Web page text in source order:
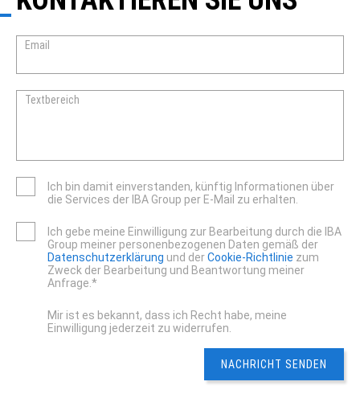
Email
Textbereich
Ich bin damit einverstanden, künftig Informationen über
die Services der IBA Group per E-Mail zu erhalten.
Ich gebe meine Einwilligung zur Bearbeitung durch die IBA
Group meiner personenbezogenen Daten gemäß der
Datenschutzerklärung und derCookie-Richtlinie zum
Zweck der Bearbeitung und Beantwortung meiner
Anfrage.*
Mir ist es bekannt, dass ich Recht habe, meine
Einwilligung jederzeit zu widerrufen.